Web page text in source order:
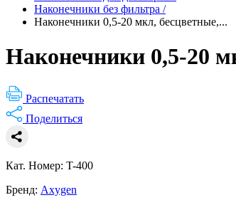
Наконечники без фильтра /
Наконечники 0,5-20 мкл, бесцветные,...
Наконечники 0,5-20
Распечатать
Поделиться
Кат. Номер: T-400
Бренд: Axygen